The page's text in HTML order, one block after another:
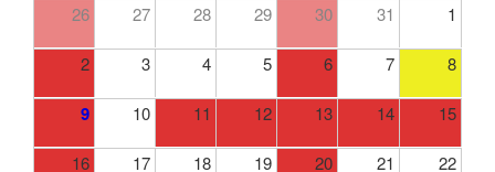
26 27 28 29 30 31 1
2 3 4 5 6 7 8
9 10 11 12 13 14 15
16 17 18 19 20 21 22